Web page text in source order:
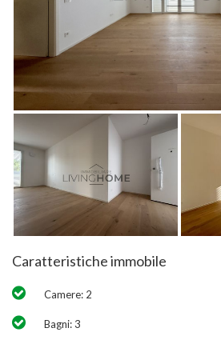
Caratteristiche immobile
Camere: 2
Bagni: 3